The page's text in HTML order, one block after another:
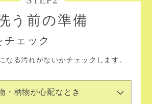
う前の準備
チェック
なる汚れがないかチェックします。
・柄物が心配なとき